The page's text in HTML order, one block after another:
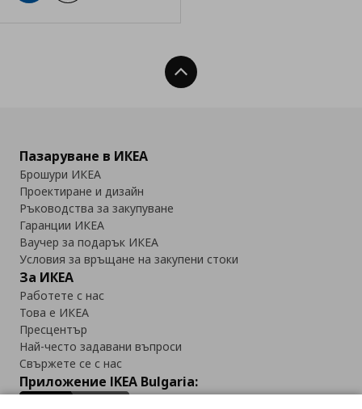
Нагоре
Пазаруване в ИКЕА
Брошури ИКЕА
Проектиране и дизайн
Ръководства за закупуване
Гаранции ИКЕА
Ваучер за подарък ИКЕА
Условия за връщане на закупени стоки
За ИКЕА
Работете с нас
Това е ИКЕА
Пресцентър
Най-често задавани въпроси
Свържете се с нас
Приложение IKEA Bulgaria: